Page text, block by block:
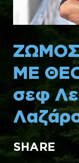
(
E
g
i
s
h
)
ΜΕ
σεφ
SHARE